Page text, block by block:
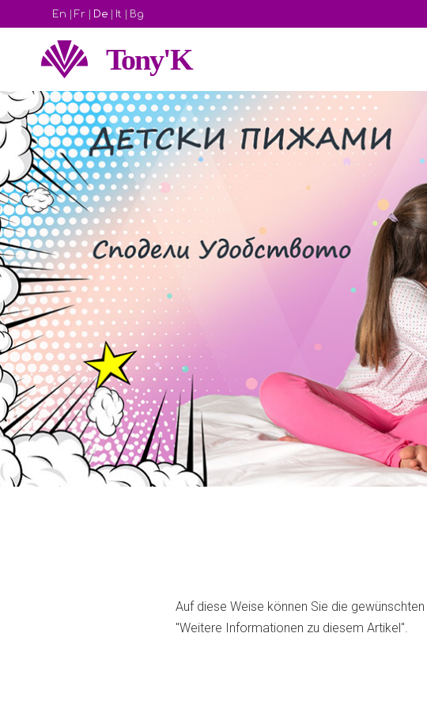
En | Fr | De | It | Bg
Tony'K
Auf diese Weise können Sie die
"Weitere Informationen zu diesem Artikel".